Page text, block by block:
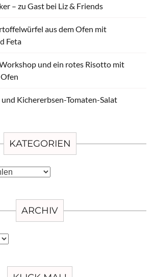
– zu Gast bei Liz & Friends
aus dem Ofen mit
Feta
und ein rotes Risotto mit
Kichererbsen-Tomaten-Salat
KATEGORIEN
ARCHIV